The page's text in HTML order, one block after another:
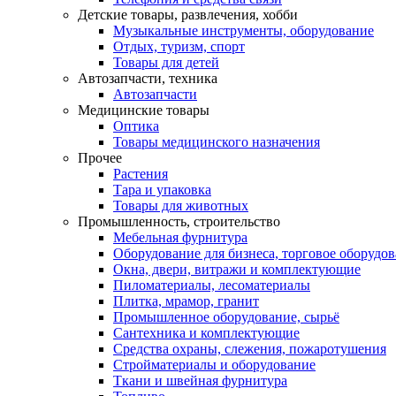
Детские товары, развлечения, хобби
Музыкальные инструменты, оборудование
Отдых, туризм, спорт
Товары для детей
Автозапчасти, техника
Автозапчасти
Медицинские товары
Оптика
Товары медицинского назначения
Прочее
Растения
Тара и упаковка
Товары для животных
Промышленность, строительство
Мебельная фурнитура
Оборудование для бизнеса, торговое
Окна, двери, витражи и комплектующие
Пиломатериалы, лесоматериалы
Плитка, мрамор, гранит
Промышленное оборудование, сырьё
Сантехника и комплектующие
Средства охраны, слежения, пожаротушения
Стройматериалы и оборудование
Ткани и швейная фурнитура